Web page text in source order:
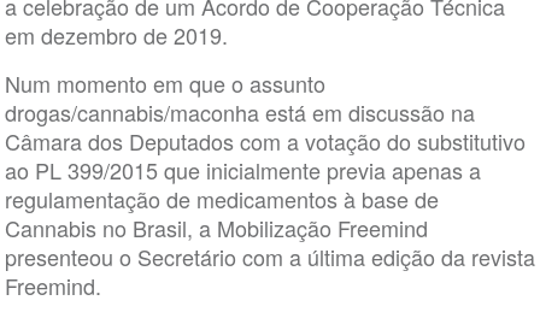
a celebração de um Acordo de Cooperação Técnica
em dezembro de 2019.
Num momento em que o assunto
drogas/cannabis/maconha está em discussão na
Câmara dos Deputados com a votação do substitutivo
ao PL 399/2015 que inicialmente previa apenas a
regulamentação de medicamentos à base de
Cannabis no Brasil, a Mobilização Freemind
presenteou o Secretário com a última edição da revista
Freemind.